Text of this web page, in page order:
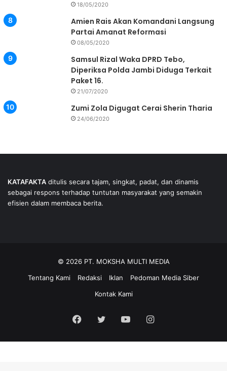
18/05/2020
Amien Rais Akan Komandani Langsung
Partai Amanat Reformasi
08/05/2020
Samsul Rizal Waka DPRD Tebo,
Diperiksa Polda Jambi Diduga Terkait
Paket 16.
21/07/2020
Zumi Zola Digugat Cerai Sherin Tharia
24/06/2020
KATAFAKTA ditulis secara tajam, singkat, padat, dan dinamis
sebagai respons terhadap tuntutan masyarakat yang semakin
efisien dalam membaca berita.
© 2026 PT. MOKSHA MULTI MEDIA
Tentang Kami
Redaksi Iklan
Pedoman Media Siber
Kontak Kami
Facebook
Twitter YouTubeInstagram